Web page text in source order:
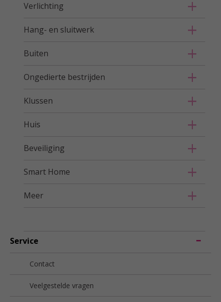
Verlichting
Hang- en sluitwerk
Buiten
Ongedierte bestrijden
Klussen
Huis
Beveiliging
Smart Home
Meer
Service
Contact
Veelgestelde vragen